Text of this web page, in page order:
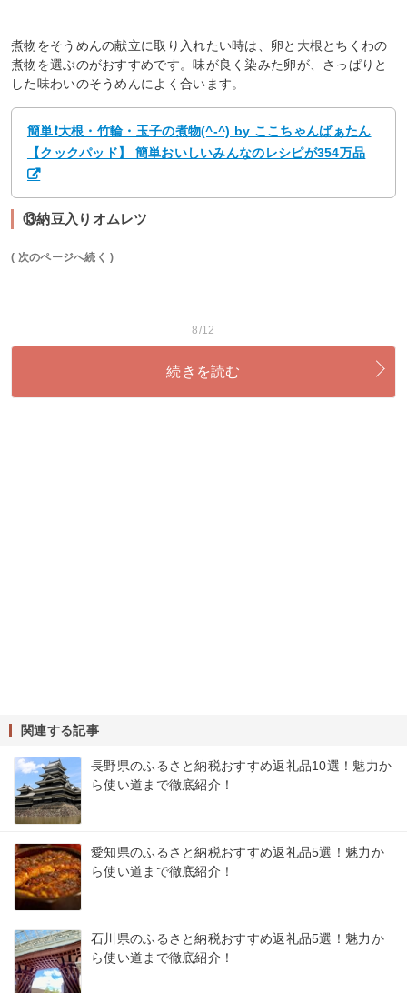
煮物をそうめんの献立に取り入れたい時は、卵と大根とちくわの
煮物を選ぶのがおすすめです。味が良く染みた卵が、さっぱりと
した味わいのそうめんによく合います。
簡単❗大根・竹輪・玉子の煮物(^-^) by ここちゃんばぁたん
【クックパッド】 簡単おいしいみんなのレシピが354万品
⑬納豆入りオムレツ
( 次のページへ続く )
8/12
続きを読む
関連する記事
長野県のふるさと納税おすすめ返礼品10選！魅力か
ら使い道まで徹底紹介！
愛知県のふるさと納税おすすめ返礼品5選！魅力か
ら使い道まで徹底紹介！
石川県のふるさと納税おすすめ返礼品5選！魅力か
ら使い道まで徹底紹介！